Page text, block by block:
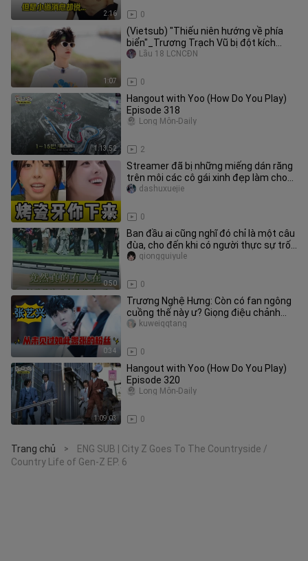
2:16 0
1:07
(Vietsub) "Thiếu niên hướng về phía
biển"_Trương Trạch Vũ bị đột kích
nhưng hoàn toàn không áp lực
0
Lầu 18 LCNCĐN
1:13:52
Hangout with Yoo (How Do You Play)
Episode 318
2
Long Môn-Daily
3:42
Streamer đã bị những miếng dán răng
trên môi các cô gái xinh đẹp làm cho
tức giận đến chết rồi...
0
dashuxuejie
0:50
Ban đầu ai cũng nghĩ đó chỉ là một câu
đùa, cho đến khi có người thực sự trốn
suốt 4 ngày
0
qiongguiyule
0:34
Trương Nghệ Hưng: Còn có fan ngông
cuồng thế này ư? Giọng điệu chảnh
chọe của Lưu Diệu Văn giống hệt
0
kuweiqqtang
1:09:03
Hangout with Yoo (How Do You Play)
Episode 320
0
Long Môn-Daily
Trang chủ >
ENG SUB | City Z Goes To The Countryside /
Country Life of Gen-Z EP. 6